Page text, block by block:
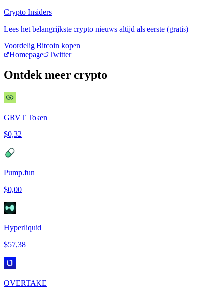
Crypto Insiders
Lees het belangrijkste crypto nieuws altijd als eerste (gratis)
Voordelig Bitcoin kopen
Homepage
Twitter
Ontdek meer crypto
GRVT Token
$0,32
Pump.fun
$0,00
Hyperliquid
$57,38
OVERTAKE